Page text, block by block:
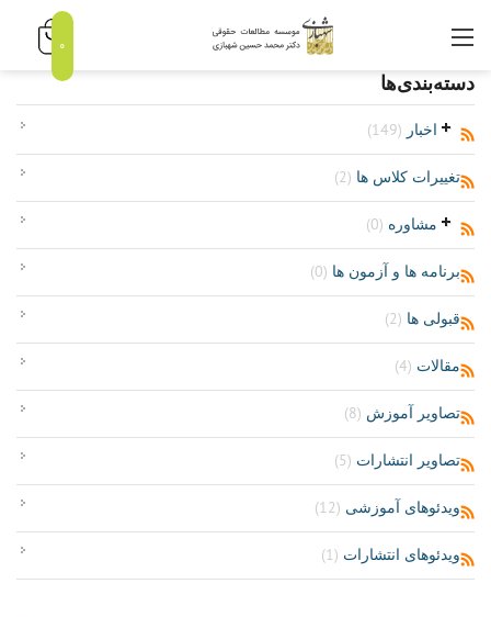
0
دسته‌بندی‌ها
اخبار (149)
تغییرات کلاس ها (2)
مشاوره (0)
برنامه ها و آزمون ها (0)
قبولی ها (2)
مقالات (4)
تصاویر آموزش (8)
تصاویر انتشارات (5)
ویدئوهای آموزشی (12)
ویدئوهای انتشارات (1)